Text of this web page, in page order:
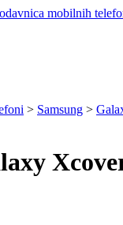
> Samsung >